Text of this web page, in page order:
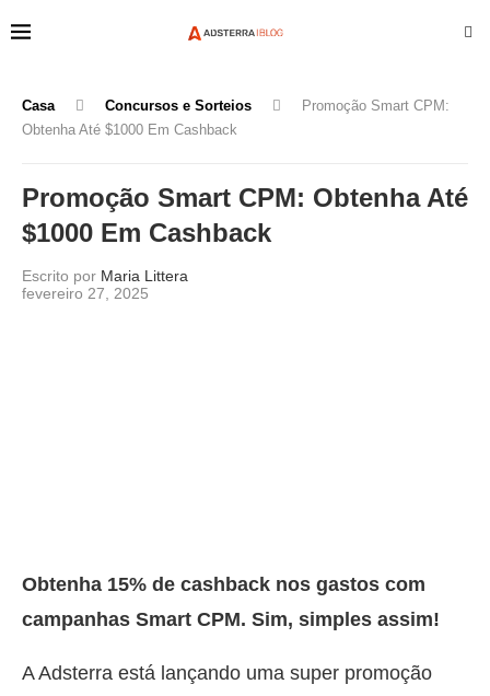
Casa Concursos e Sorteios
Promoção Smart CPM:
Obtenha Até $1000 Em Cashback
Promoção Smart CPM: Obtenha Até
$1000 Em Cashback
Escrito por Maria Littera
fevereiro 27, 2025
Obtenha 15% de cashback nos gastos com
campanhas Smart CPM. Sim, simples assim!
A Adsterra está lançando uma super promoção